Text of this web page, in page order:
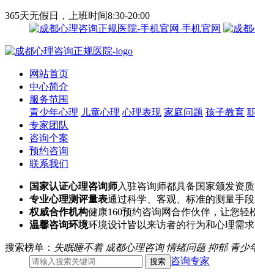
365天无假日，上班时间8:30-20:00
手机官网
网站首页
中心简介
服务范围
青少年心理 儿童心理 心理表现 家庭问题 孩子教育
专家团队
咨询个案
预约咨询
联系我们
国家认证心理咨询师入驻咨询师都具备国家颁发资
专业心理测评量表通过科学、客观、标准的测量手
权威合作机构健康160预约咨询网合作伙伴，让您轻
温馨咨询环境环境设计皆以来访者的行为和心理需
搜索榜单： 失眠睡不着 成都心理咨询 情绪问题 抑郁 青少
咨询专家